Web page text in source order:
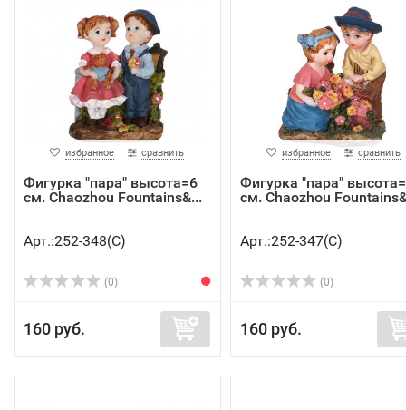
избранное сравнить
Фигурка "пара" высота=6
см. Chaozhou Fountains&...
Арт.:252-348(C)
(0)
160 руб.
избранное сравнить
Фигурка "пара"
см. Chaozhou
Арт.:252-347(C)
(0)
160 руб.